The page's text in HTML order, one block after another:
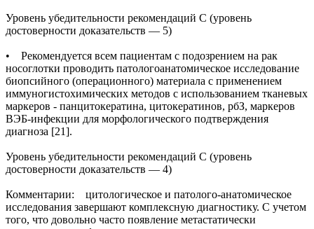
Уровень убедительности рекомендаций С (уровень
достоверности доказательств — 5)
• Рекомендуется всем пациентам с подозрением на рак
носоглотки проводить патологоанатомическое исследование
биопсийного (операционного) материала с применением
иммуногистохимических методов с использованием тканевых
маркеров - панцитокератина, цитокератинов, рбЗ, маркеров
ВЭБ-инфекции для морфологического подтверждения
диагноза [21].
Уровень убедительности рекомендаций С (уровень
достоверности доказательств — 4)
Комментарии: цитологическое и патолого-анатомическое
исследования завершают комплексную диагностику. С учетом
того, что довольно часто появление метастатически